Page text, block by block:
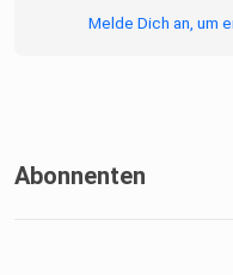
Melde Dich an, um
Abonnenten